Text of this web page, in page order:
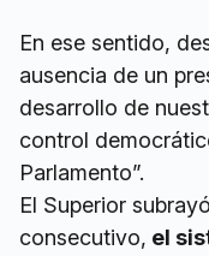
En ese sentido,
ausencia de un
desarrollo de
control
Parlamento”.
El Superior
consecutivo, el